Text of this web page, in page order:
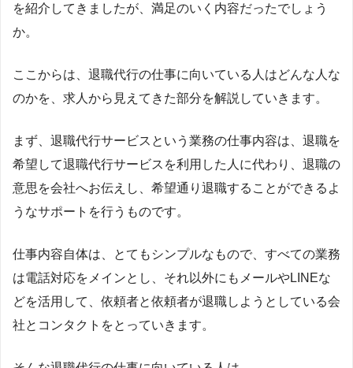
を紹介してきましたが、満足のいく内容だったでしょう
か。
ここからは、退職代行の仕事に向いている人はどんな人な
のかを、求人から見えてきた部分を解説していきます。
まず、退職代行サービスという業務の仕事内容は、退職を
希望して退職代行サービスを利用した人に代わり、退職の
意思を会社へお伝えし、希望通り退職することができるよ
うなサポートを行うものです。
仕事内容自体は、とてもシンプルなもので、すべての業務
は電話対応をメインとし、それ以外にもメールやLINEな
どを活用して、依頼者と依頼者が退職しようとしている会
社とコンタクトをとっていきます。